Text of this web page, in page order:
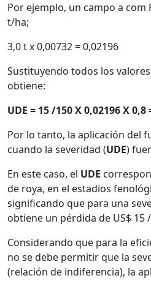
Por ejemplo, un campo a com
t/ha;
3,0 t x 0,00732 = 0,02196
Sustituyendo todos los
obtiene:
UDE = 15 /150 X 0,02196 X 0,8
Por lo tanto, la aplicación del
cuando la severidad (UDE)
En este caso, el UDE
de roya, en el estadios
significando que para una
obtiene un pérdida de US$ 15
Considerando que para la
no se debe permitir que la
(relación de indiferencia), la